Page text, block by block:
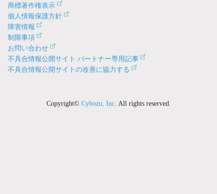
商標著作権表示
個人情報保護方針
障害情報
制限事項
お問い合わせ
不具合情報公開サイト パートナー専用記事
不具合情報公開サイトの改善に協力する
Copyright© Cybozu, Inc. All rights reserved.